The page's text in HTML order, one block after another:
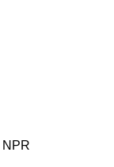
NPR